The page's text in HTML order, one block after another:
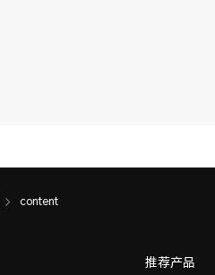
content
推荐产品